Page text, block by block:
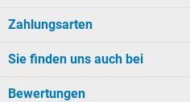
Zahlungsarten
Sie finden uns auch bei
Bewertungen